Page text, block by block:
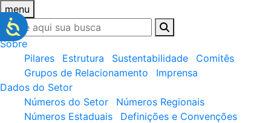
menu
Sobre
Pilares
Estrutura Sustentabilidade
Comitês
Grupos de Relacionamento
Imprensa
Dados do Setor
Números do Setor
Números Regionais
Números Estaduais
Definições e Convenções